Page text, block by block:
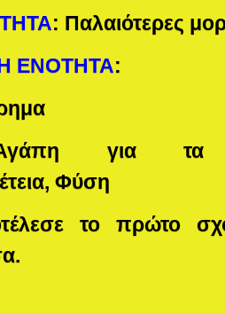
: Παλαιότερες
ΕΝΟΤΗΤΑ:
για τα
Φύση
το πρώτο